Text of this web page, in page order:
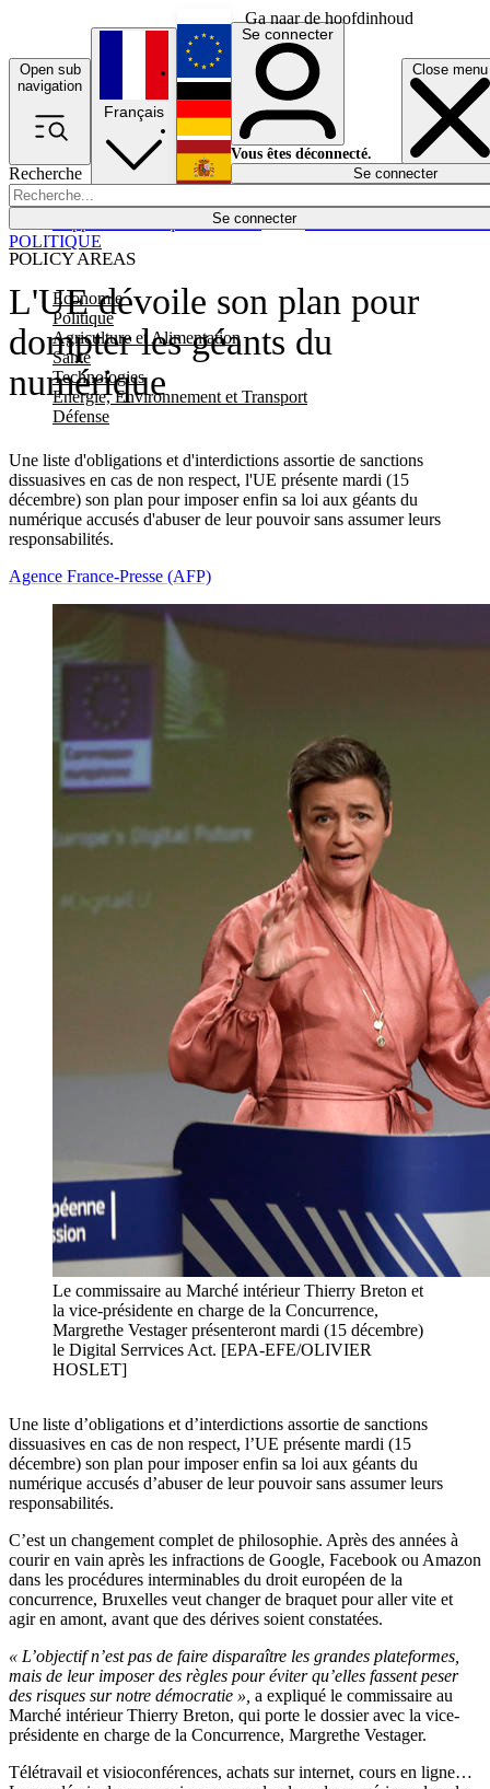
Ga naar de hoofdinhoud
Open sub
navigation
Close menu
Recherche
Se connecter
POLICY AREAS
Economie
Politique
Agriculture et Alimentation
Santé
Technologies
Energie, Environnement et Transport
Défense
Économie
Français
English
Deutsch
Español
Se connecter
Vous êtes déconnecté.
Se connecter
L'UE dévoile son plan pour
dompter les géants du
numérique
Une liste d'obligations et d'interdictions assortie de sanctions
dissuasives en cas de non respect, l'UE présente mardi (15
décembre) son plan pour imposer enfin sa loi aux géants du
numérique accusés d'abuser de leur pouvoir sans assumer leurs
responsabilités.
POLITIQUE
Agence France-Presse (AFP)
Le commissaire au Marché intérieur Thierry Breton et
la vice-présidente en charge de la Concurrence,
Margrethe Vestager présenteront mardi (15 décembre)
le Digital Serrvices Act. [EPA-EFE/OLIVIER
HOSLET]
Une liste d’obligations et d’interdictions assortie de sanctions
dissuasives en cas de non respect, l’UE présente mardi (15
décembre) son plan pour imposer enfin sa loi aux géants du
numérique accusés d’abuser de leur pouvoir sans assumer leurs
responsabilités.
C’est un changement complet de philosophie. Après des années à
courir en vain après les infractions de Google, Facebook ou Amazon
dans les procédures interminables du droit européen de la
concurrence, Bruxelles veut changer de braquet pour aller vite et
agir en amont, avant que des dérives soient constatées.
« L’objectif n’est pas de faire disparaître les grandes plateformes,
mais de leur imposer des règles pour éviter qu’elles fassent peser
des risques sur notre démocratie », a expliqué le commissaire au
Marché intérieur Thierry Breton, qui porte le dossier avec la vice-
présidente en charge de la Concurrence, Margrethe Vestager.
Télétravail et visioconférences, achats sur internet, cours en ligne…